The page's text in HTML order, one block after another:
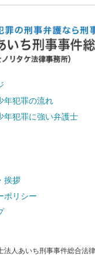
年犯罪の流れ
年犯罪に強い弁護士
挨拶
ポリシー
人あいち刑事事件総合法